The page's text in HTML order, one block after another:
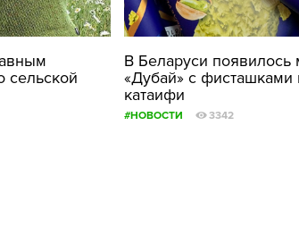
сельской
В Беларуси
«Дубай» с фисташками
катаифи
#НОВОСТИ 3342
ТИПОГРАФИКА
ИСТОРИИ БРЕНДОВ